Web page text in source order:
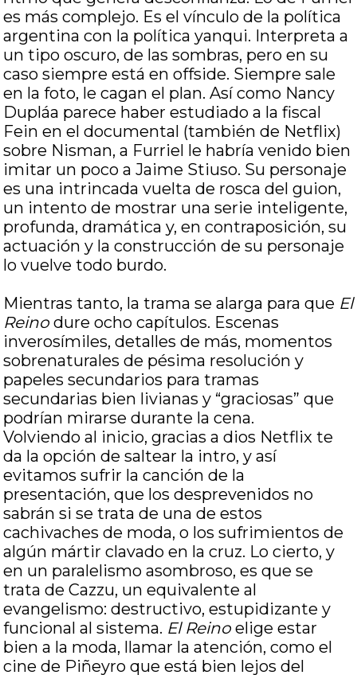
es más complejo. Es el vínculo de la política
argentina con la política yanqui. Interpreta a
un tipo oscuro, de las sombras, pero en su
caso siempre está en offside. Siempre sale
en la foto, le cagan el plan. Así como Nancy
Dupláa parece haber estudiado a la fiscal
Fein en el documental (también de Netflix)
sobre Nisman, a Furriel le habría venido bien
imitar un poco a Jaime Stiuso. Su personaje
es una intrincada vuelta de rosca del guion,
un intento de mostrar una serie inteligente,
profunda, dramática y, en contraposición, su
actuación y la construcción de su personaje
lo vuelve todo burdo.
Mientras tanto, la trama se alarga para que El
Reinodure ocho capítulos. Escenas
inverosímiles, detalles de más, momentos
sobrenaturales de pésima resolución y
papeles secundarios para tramas
secundarias bien livianas y “graciosas” que
podrían mirarse durante la cena.
Volviendo al inicio, gracias a dios Netflix te
da la opción de saltear la intro, y así
evitamos sufrir la canción de la
presentación, que los desprevenidos no
sabrán si se trata de una de estos
cachivaches de moda, o los sufrimientos de
algún mártir clavado en la cruz. Lo cierto, y
en un paralelismo asombroso, es que se
trata de Cazzu, un equivalente al
evangelismo: destructivo, estupidizante y
funcional al sistema. El Reinoelige estar
bien a la moda, llamar la atención, como el
cine de Piñeyro que está bien lejos del